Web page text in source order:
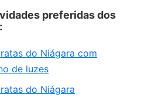
preferidas dos
do Niágara com
de luzes
do Niágara